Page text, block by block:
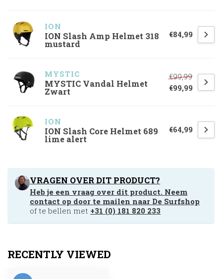
ION
ION Slash Amp Helmet 318
mustard
€84,99
MYSTIC
MYSTIC Vandal Helmet
Zwart
€99,99
€99,99
ION
ION Slash Core Helmet 689
lime alert
€64,99
VRAGEN OVER DIT PRODUCT?
Heb je een vraag over dit product. Neem
contact op door te mailen naar De Surfshop
of te bellen met +31 (0) 181 820 233
RECENTLY VIEWED